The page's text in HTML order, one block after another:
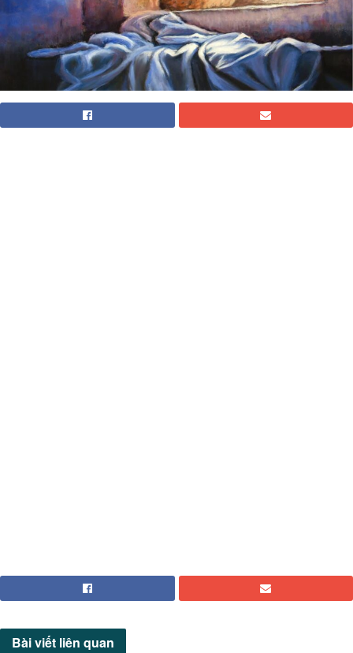
Bài viết liên quan